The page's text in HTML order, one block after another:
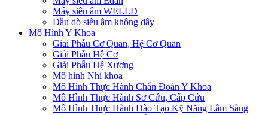
Máy siêu âm WELLD
Đầu dò siêu âm không dây
Mô Hình Y Khoa
Giải Phẫu Cơ Quan, Hệ Cơ Quan
Giải Phẫu Hệ Cơ
Giải Phẫu Hệ Xương
Mô hình Nhi khoa
Mô Hình Thực Hành Chẩn Đoán Y Khoa
Mô Hình Thực Hành Sơ Cứu, Cấp Cứu
Mô Hình Thực Hành Đào Tạo Kỹ Năng Lâm Sàng